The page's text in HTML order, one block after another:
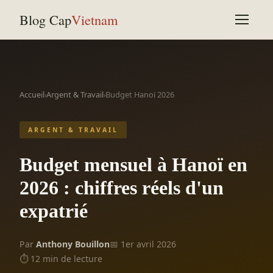
Blog CapVietnam
Accueil›Argent & Travail›Budget Hanoï 2026
ARGENT & TRAVAIL
Budget mensuel à Hanoï en
2026 : chiffres réels d'un
expatrié
Par Anthony Bouillon📅 1er avril 2026
⏱ 12 min de lecture